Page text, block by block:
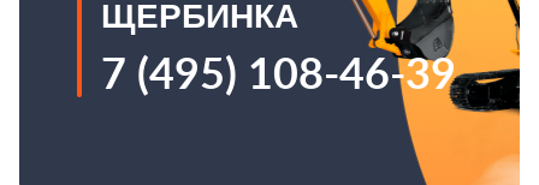
ЩЕРБИНКА
7 (495) 108-46-39